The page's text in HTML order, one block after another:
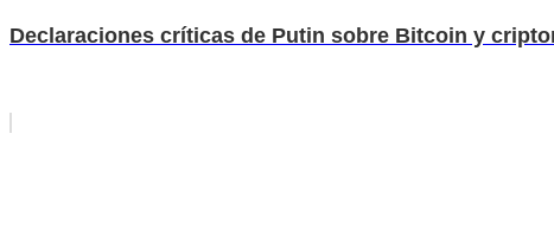
Declaraciones críticas de Putin sobre Bitcoin y